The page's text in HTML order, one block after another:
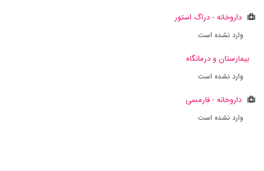
داروخانه - دراگ استور
وارد نشده است
بیمارستان و درمانگاه
وارد نشده است
داروخانه - فارمسی
وارد نشده است